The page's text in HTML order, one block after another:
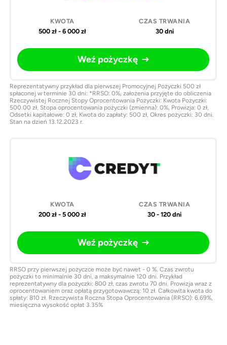
500 zł - 6 000 zł 30 dni
Weź pożyczkę
Reprezentatywny przykład dla pierwszej Promocyjnej Pożyczki 500 zł
spłaconej w terminie 30 dni: *RRSO: 0%, założenia przyjęte do obliczenia
Rzeczywistej Rocznej Stopy Oprocentowania Pożyczki: Kwota Pożyczki:
500.00 zł, Stopa oprocentowania pożyczki (zmienna): 0%, Prowizja: 0 zł,
Odsetki kapitałowe: 0 zł, Kwota do zapłaty: 500 zł, Okres pożyczki: 30 dni.
Stan na dzień 13.12.2023 r.
200 zł - 5 000 zł 30 - 120 dni
Weź pożyczkę
RRSO przy pierwszej pożyczce może być nawet - 0 %. Czas zwrotu
pożyczki to minimalnie 30 dni, a maksymalnie 120 dni. Przykład
reprezentatywny dla pożyczki: 800 zł, czas zwrotu 70 dni. Prowizja wraz z
oprocentowaniem oraz opłatą przygotowawczą: 10 zł. Całkowita kwota do
spłaty: 810 zł. Rzeczywista Roczna Stopa Oprocentowania (RRSO): 6.69%,
miesięczna wysokość opłat 3.35%